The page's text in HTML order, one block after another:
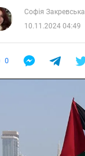
Софія Закревська
10.11.2024 04:49
0